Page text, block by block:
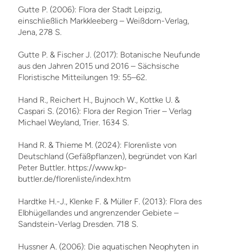
Gutte P. (2006): Flora der Stadt Leipzig,
einschließlich Markkleeberg – Weißdorn-Verlag,
Jena, 278 S.
Gutte P. & Fischer J. (2017): Botanische Neufunde
aus den Jahren 2015 und 2016 – Sächsische
Floristische Mitteilungen 19: 55–62.
Hand R., Reichert H., Bujnoch W., Kottke U. &
Caspari S. (2016): Flora der Region Trier – Verlag
Michael Weyland, Trier. 1634 S.
Hand R. & Thieme M. (2024): Florenliste von
Deutschland (Gefäßpflanzen), begründet von Karl
Peter Buttler. https://www.kp-
buttler.de/florenliste/index.htm
Hardtke H.-J., Klenke F. & Müller F. (2013): Flora des
Elbhügellandes und angrenzender Gebiete –
Sandstein-Verlag Dresden. 718 S.
Hussner A. (2006): Die aquatischen Neophyten in